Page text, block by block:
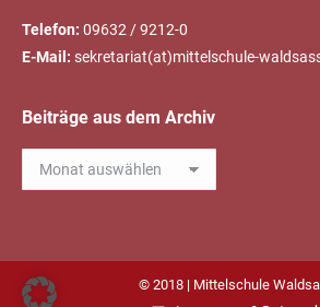
Telefon: 09632 / 9212-0
E-Mail: sekretariat(at)mittelschule-
Beiträge aus dem Archiv
Beiträge
aus
© 2018 | Mittelschule